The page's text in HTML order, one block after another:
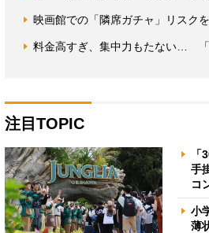
映画館での「隣席ガチャ」リスク
料金高すぎ、集中力もたない…
注目TOPIC
手
コ
小
薄